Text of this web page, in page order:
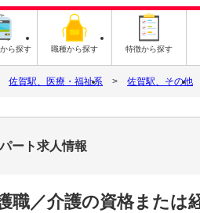
ら探す 職種から探す 特徴から探す
佐賀駅、医療・福祉系 佐賀駅、その他
ート求人情報
護職／介護の資格また